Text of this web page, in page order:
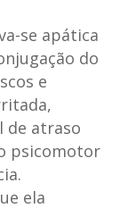
se apática
do
e
de atraso
psicomotor
ela